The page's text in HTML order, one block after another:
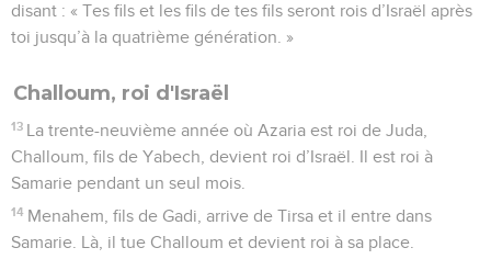
disant : « Tes fils et les fils de tes fils seront rois d’Israël après
toi jusqu’à la quatrième génération. »
Challoum, roi d'Israël
13 La trente-neuvième année où Azaria est roi de Juda,
Challoum, fils de Yabech, devient roi d’Israël. Il est roi à
Samarie pendant un seul mois.
14 Menahem, fils de Gadi, arrive de Tirsa et il entre dans
Samarie. Là, il tue Challoum et devient roi à sa place.